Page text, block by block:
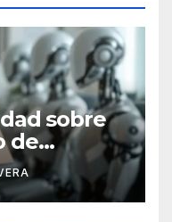
sobre
de
límites y
de